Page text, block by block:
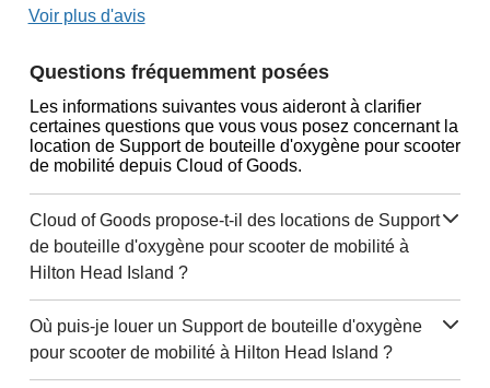
Voir plus d'avis
Questions fréquemment posées
Les informations suivantes vous aideront à clarifier
certaines questions que vous vous posez concernant la
location de Support de bouteille d'oxygène pour scooter
de mobilité depuis Cloud of Goods.
Cloud of Goods propose-t-il des locations de Support
de bouteille d'oxygène pour scooter de mobilité à
Hilton Head Island ?
Où puis-je louer un Support de bouteille d'oxygène
pour scooter de mobilité à Hilton Head Island ?